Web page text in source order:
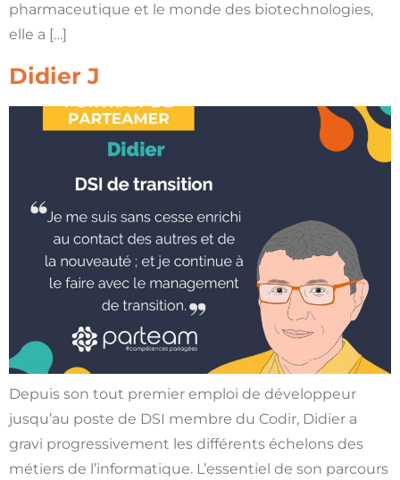
pharmaceutique et le monde des biotechnologies,
elle a […]
Didier J
Depuis son tout premier emploi de développeur
jusqu’au poste de DSI membre du Codir, Didier a
gravi progressivement les différents échelons des
métiers de l’informatique. L’essentiel de son parcours